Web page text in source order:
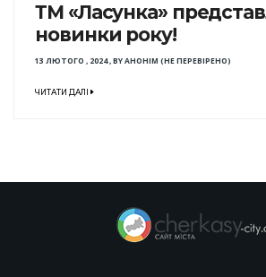
ТМ «Ласунка»
новинки року!
13 ЛЮТОГО , 2024,BYАНОНІМ (НЕ ПЕРЕВІРЕНО)
ЧИТАТИ ДАЛІ